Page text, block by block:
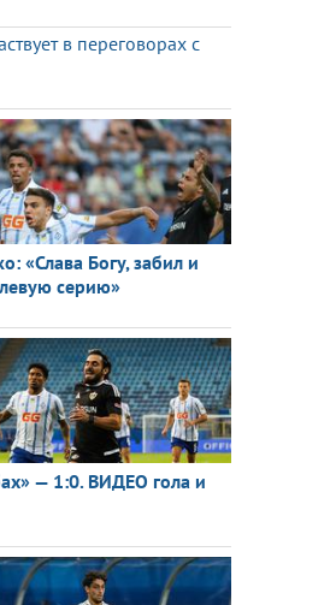
в переговорах с
«Слава Богу, забил и
серию»
— 1:0. ВИДЕО гола и